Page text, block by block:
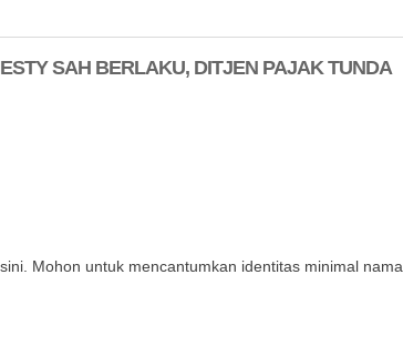
SAH BERLAKU, DITJEN PAJAK TUNDA
Mohon untuk mencantumkan identitas minimal nama